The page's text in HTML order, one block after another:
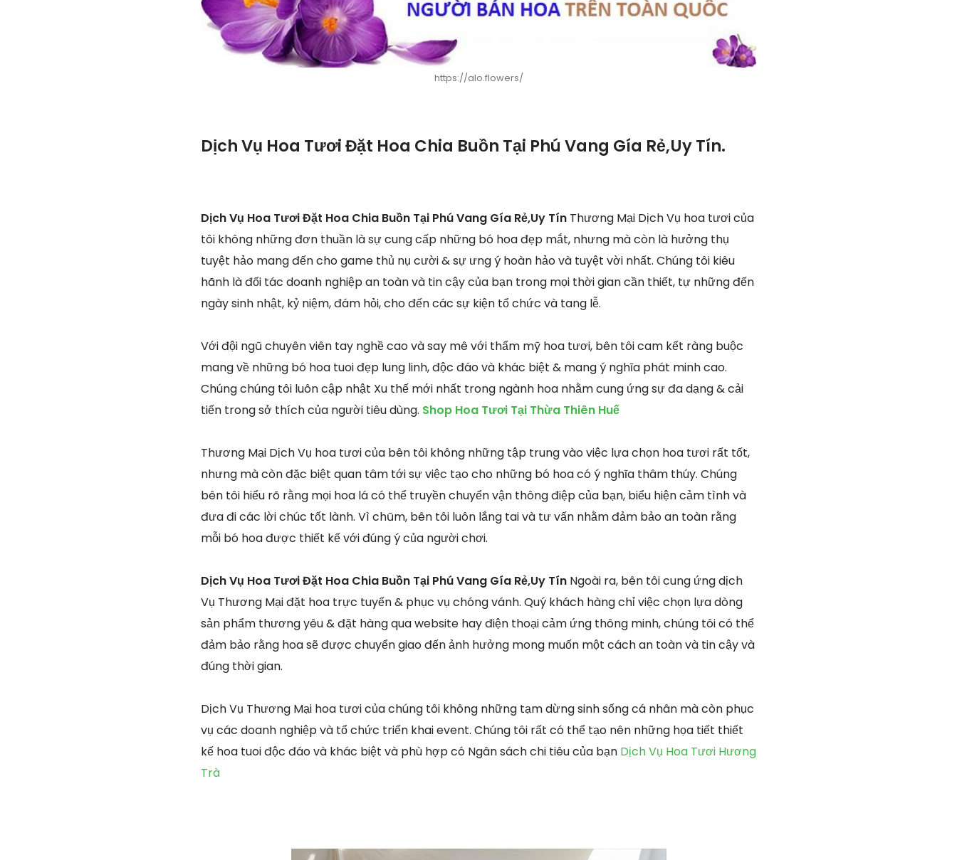
https://alo.flowers/
Dịch Vụ Hoa Tươi Đặt Hoa Chia Buồn Tại Phú Vang Gía Rẻ,Uy Tín.
Dịch Vụ Hoa Tươi Đặt Hoa Chia Buồn Tại Phú Vang Gía Rẻ,Uy Tín Thương Mại Dịch Vụ hoa tươi của
tôi không những đơn thuần là sự cung cấp những bó hoa đẹp mắt, nhưng mà còn là hưởng thụ
tuyệt hảo mang đến cho game thủ nụ cười & sự ưng ý hoàn hảo và tuyệt vời nhất. Chúng tôi kiêu
hãnh là đối tác doanh nghiệp an toàn và tin cậy của bạn trong mọi thời gian cần thiết, tự những đến
ngày sinh nhật, kỷ niệm, đám hỏi, cho đến các sự kiện tổ chức và tang lễ.
Với đội ngũ chuyên viên tay nghề cao và say mê với thẩm mỹ hoa tươi, bên tôi cam kết ràng buộc
mang về những bó hoa tuoi đẹp lung linh, độc đáo và khác biệt & mang ý nghĩa phát minh cao.
Chúng chúng tôi luôn cập nhật Xu thế mới nhất trong ngành hoa nhằm cung ứng sự đa dạng & cải
tiến trong sở thích của người tiêu dùng. Shop Hoa Tươi Tại Thừa Thiên Huế
Thương Mại Dịch Vụ hoa tươi của bên tôi không những tập trung vào việc lựa chọn hoa tươi rất tốt,
nhưng mà còn đặc biệt quan tâm tới sự việc tạo cho những bó hoa có ý nghĩa thâm thúy. Chúng
bên tôi hiểu rõ rằng mọi hoa lá có thể truyền chuyển vận thông điệp của bạn, biểu hiện cảm tình và
đưa đi các lời chúc tốt lành. Vì chũm, bên tôi luôn lắng tai và tư vấn nhằm đảm bảo an toàn rằng
mỗi bó hoa được thiết kế với đúng ý của người chơi.
Dịch Vụ Hoa Tươi Đặt Hoa Chia Buồn Tại Phú Vang Gía Rẻ,Uy Tín Ngoài ra, bên tôi cung ứng dịch
Vụ Thương Mại đặt hoa trực tuyến & phục vụ chóng vánh. Quý khách hàng chỉ việc chọn lựa dòng
sản phẩm thương yêu & đặt hàng qua website hay điện thoại cảm ứng thông minh, chúng tôi có thể
đảm bảo rằng hoa sẽ được chuyển giao đến ảnh hưởng mong muốn một cách an toàn và tin cậy và
đúng thời gian.
Dịch Vụ Thương Mại hoa tươi của chúng tôi không những tạm dừng sinh sống cá nhân mà còn phục
vụ các doanh nghiệp và tổ chức triển khai event. Chúng tôi rất có thể tạo nên những họa tiết thiết
kế hoa tuoi độc đáo và khác biệt và phù hợp có Ngân sách chi tiêu của bạn Dịch Vụ Hoa Tươi Hương
Trà